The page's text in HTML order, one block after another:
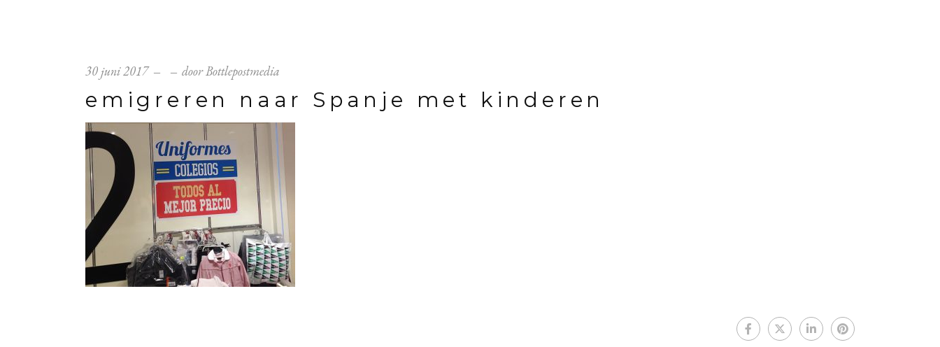
30 juni 2017 doorBottlepostmedia
emigreren naar Spanje met kinderen